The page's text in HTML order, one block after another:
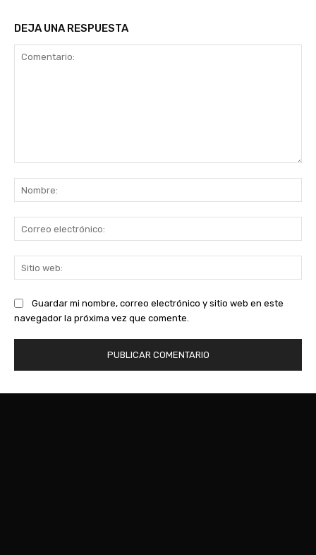
DEJA UNA RESPUESTA
Guardar mi nombre, correo electrónico y sitio web en este
navegador la próxima vez que comente.